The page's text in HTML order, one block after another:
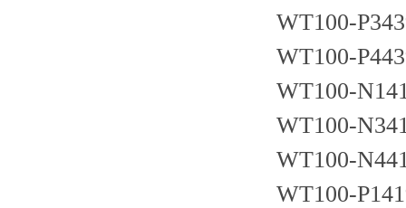
WT100-
WT100-
WT100-
WT100-
WT100-
WT100-